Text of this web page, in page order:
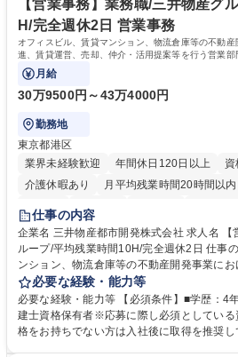
【営業事務】業務職/三井物産グ
H/完全週休2日 営業事務
オフィスビル、賃貸マンション、物流倉庫等の不動
進、賃貸運営、売却、仲介・活用提案等を行う営業部
ます。
月給
30万9500円～43万4000円
勤務地
東京都港区
業界未経験歓迎
年間休日120日以上
資
介護休暇あり
月平均残業時間20時間以内
在宅OK
賞与あり
駅近5分以内
土日祝休み 寮・社宅あり
仕事の内容
企業名 三井物産都市開発株式会社 求人名 【営業事務】業務職/三井物産グ
ループ/平均残業時間10H/完全週休2日 仕事の内容 オフィスビル、賃貸マ
ンション、物流倉庫等の不動産開発事業に
貸運営、売却、仲介・活用提案等を行う営業
いただきます。 【詳細】・契約書管理、契約書製本、捺印対応、ファイリ
ング、登記簿取得、調書取得・支払業務（
求・支払データ登録、取引先マスター申請
必要な経験・能力等
必要な経験・能力等 【必須条件】■学歴：4
建士資格保有者※応募に際し必須としてい
格をお持ちでない方は入社後に取得を推奨